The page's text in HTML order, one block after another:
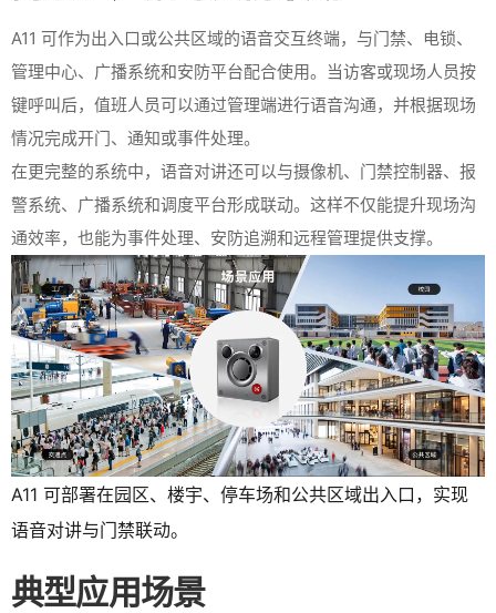
A11 可作为出入口或公共区域的语音交互终端，与门禁、电锁、
管理中心、广播系统和安防平台配合使用。当访客或现场人员按
键呼叫后，值班人员可以通过管理端进行语音沟通，并根据现场
情况完成开门、通知或事件处理。
在更完整的系统中，语音对讲还可以与摄像机、门禁控制器、报
警系统、广播系统和调度平台形成联动。这样不仅能提升现场沟
通效率，也能为事件处理、安防追溯和远程管理提供支撑。
A11 可部署在园区、楼宇、停车场和公共区域出入口，实现
语音对讲与门禁联动。
典型应用场景